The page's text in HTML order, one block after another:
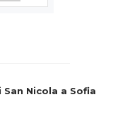
San Nicola a Sofia